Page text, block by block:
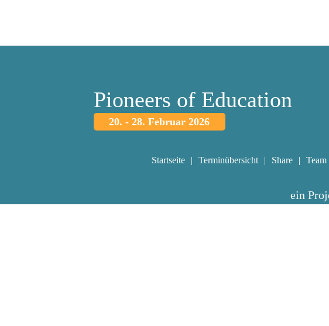
Pioneers of Education
20. - 28. Februar 2026
Startseite Terminübersicht Share Team
ein